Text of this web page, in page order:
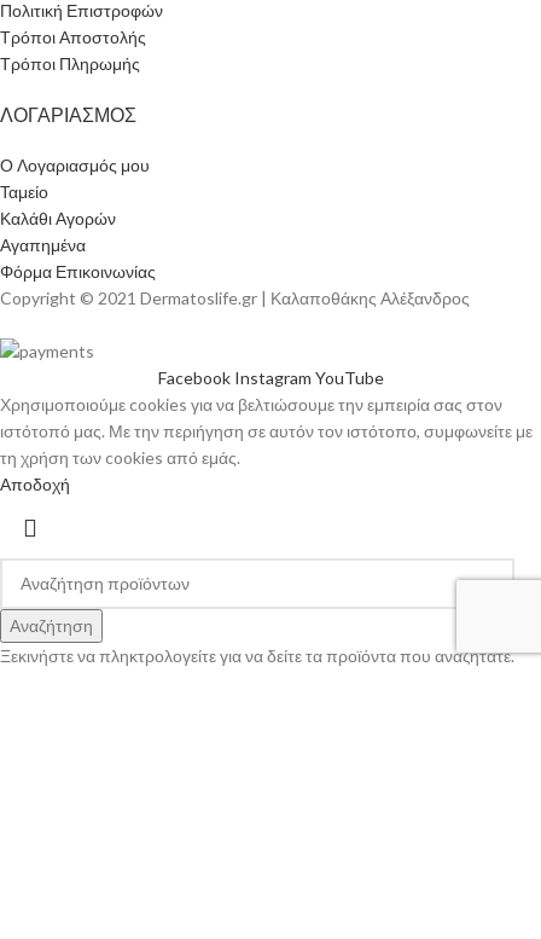
Πολιτική Επιστροφών
Τρόποι Αποστολής
Τρόποι Πληρωμής
ΛΟΓΑΡΙΑΣΜΟΣ
Ο Λογαριασμός μου
Ταμείο
Καλάθι Αγορών
Αγαπημένα
Φόρμα Επικοινωνίας
Copyright © 2021 Dermatoslife.gr | Καλαποθάκης Αλέξανδρος
Facebook Instagram YouTube
Χρησιμοποιούμε cookies για να βελτιώσουμε την εμπειρία σας στον
ιστότοπό μας. Με την περιήγηση σε αυτόν τον ιστότοπο, συμφωνείτε με
τη χρήση των cookies από εμάς.
Αποδοχή
Αναζήτηση
Ξεκινήστε να πληκτρολογείτε για να δείτε τα προϊόντα που αναζητάτε.